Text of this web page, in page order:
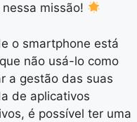
missão!
o smartphone está
não usá-lo como
a gestão das suas
de aplicativos
é possível ter uma